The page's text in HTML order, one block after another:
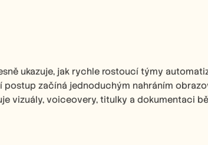
ukazuje, jak rychle rostoucí týmy
začíná jednoduchým nahráním
vizuály, voiceovery, titulky a dokumentaci